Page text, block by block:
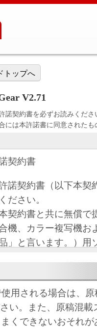
トップへ
V2.71
諾契約書を必ずお読みくださ
には本許諾書に同意された
契約書
諾契約書（以下本契
ださい。
契約書と共に無償で
機、カラー複写機お
」と言います。）用
」と言います。）を
です。
示す下記のボタンを
使用される場合は、
い。また、原稿混載
くできないおそれ